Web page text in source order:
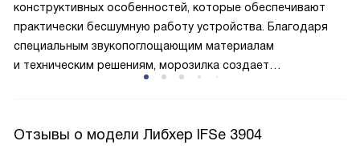
и быстрее происходит охлаждение, затрачивается
меньше электроэнергии.
конструктивных особенностей, которые обеспечивают
практически бесшумную работу устройства. Благодаря
специальным звукопоглощающим материалам
и техническим решениям, морозилка создает
сконструированы так, чтобы работать как можно тише.
Отзывы о модели Либхер IFSe 3904